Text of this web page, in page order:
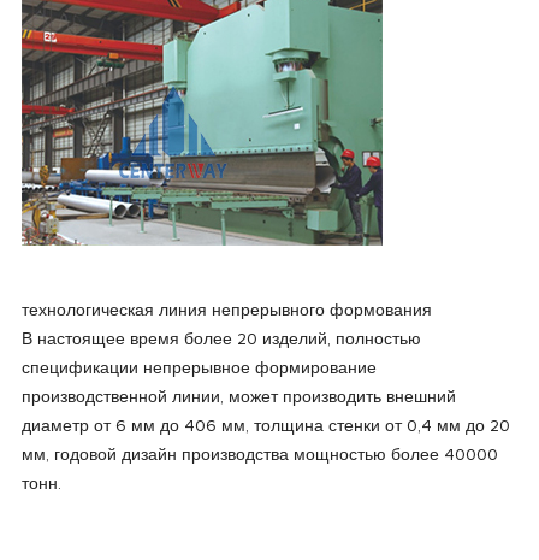
технологическая линия непрерывного формования
В настоящее время более 20 изделий, полностью
спецификации непрерывное формирование
производственной линии, может производить внешний
диаметр от 6 мм до 406 мм, толщина стенки от 0,4 мм до 20
мм, годовой дизайн производства мощностью более 40000
тонн.